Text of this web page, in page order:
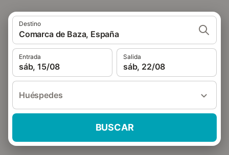
Destino
Comarca de Baza, España
Entrada
sáb, 15/08
Salida
sáb, 22/08
Huéspedes
BUSCAR